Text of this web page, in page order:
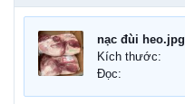
nạc đùi heo.jpg
Kích thước:
Đọc: